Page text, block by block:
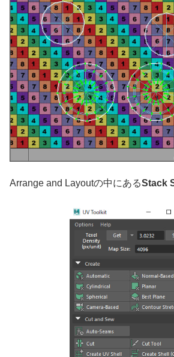
Arrange and Layoutの中にあるStack